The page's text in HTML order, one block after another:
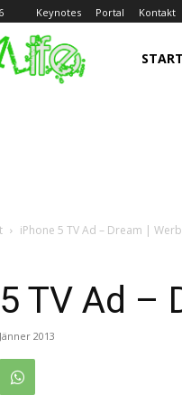
Keynotes Portal Kontakt
iPhone 5 TV Ad – Dream |
TV Ad –
2013